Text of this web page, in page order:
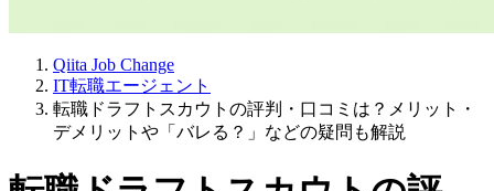
Qiita Job Change
IT転職エージェント
転職ドラフトスカウトの評判・口コミは？メリット・
デメリットや「バレる？」などの疑問も解説